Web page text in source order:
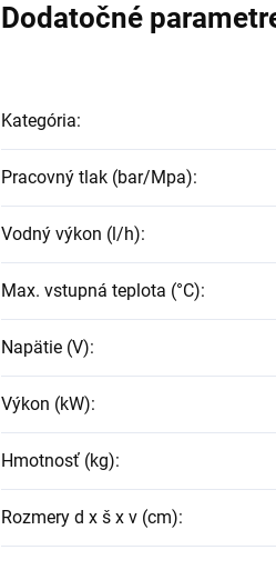
Dodatočné
Kategória:
Pracovný tlak (bar/Mpa):
Vodný výkon (l/h):
Max. vstupná teplota (°C):
Napätie (V):
Výkon (kW):
Hmotnosť (kg):
Rozmery d x š x v (cm):